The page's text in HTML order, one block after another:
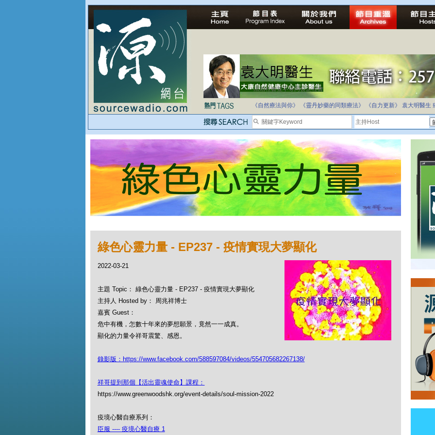
法治社會並不等同公正社會
自家教育合法化-推動多元化教育，全民學卷制
《自然療法與你》 《靈丹妙藥的同類療法》 《自力更新》 袁大明醫生
綠色心靈力量 - EP237 - 疫情實現大夢顯化
2022-03-21
主題 Topic： 綠色心靈力量 - EP237 - 疫情實現大夢顯化
主持人 Hosted by： 周兆祥博士
嘉賓 Guest：
危中有機，怎數十年來的夢想願景，竟然一一成真。
顯化的力量令祥哥震驚、感恩。
錄影版：https://www.facebook.com/588597084/videos/554705682267138/
祥哥提到那個【活出靈魂使命】課程：
https://www.greenwoodshk.org/event-details/soul-mission-2022
疫境心醫自療系列：
臣服 ---- 疫境心醫自療 1